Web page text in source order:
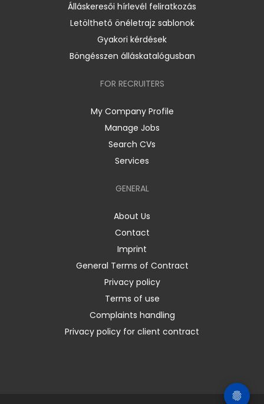
Álláskeresői hírlevél feliratkozás
Letölthető önéletrajz sablonok
Gyakori kérdések
Böngésszen álláskatalógusban
FOR RECRUITERS
My Company Profile
Manage Jobs
Search CVs
Services
GENERAL
About Us
Contact
Imprint
General Terms of Contract
Privacy policy
Terms of use
Complaints handling
Privacy policy for client contract